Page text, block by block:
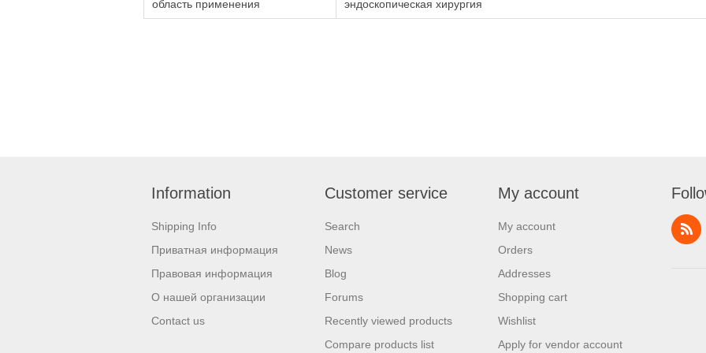
область применения эндоскопическая хирургия
Information
Shipping Info
Приватная информация
Правовая информация
О нашей организации
Contact us
Customer service
Search
News
Blog
Forums
Recently viewed products
Compare products list
My account
My account
Orders
Addresses
Shopping cart
Wishlist
Apply for vendor account